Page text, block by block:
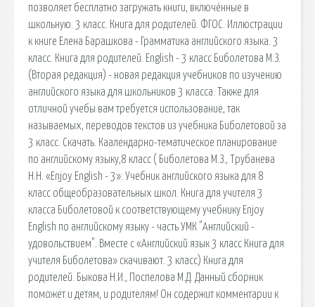
позволяет бесплатно загружать книги, включённые в
школьную. 3 класс. Книга для родителей. ФГОС. Иллюстрации
к книге Елена Барашкова - Грамматика английского языка. 3
класс. Книга для родителей. English - 3 класс Биболетова М.З.
(Вторая редакция) - новая редакция учебников по изучению
английского языка для школьников 3 класса. Также для
отличной учебы вам требуется использование, так
называемых, переводов текстов из учебника Биболетовой за
3 класс. Скачать. Каалендарно-тематическое планирование
по английскому языку,8 класс ( Биболетова М.З., Трубанева
Н.Н. «Enjoy English - 3»: Учебник английского языка для 8
класс общеобразовательных школ. Книга для учителя 3
класса Биболетовой к соответствующему учебнику Enjoy
English по английскому языку - часть УМК "Английский -
удовольствием". Вместе с «Английский язык 3 класс Книга для
учителя Биболетова» скачивают. 3 класс) Книга для
родителей. Быкова Н.И., Поспелова М.Д. Данный сборник
поможет и детям, и родителям! Он содержит комментарии к